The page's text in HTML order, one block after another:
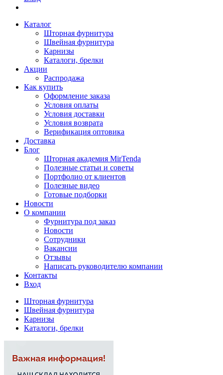
Каталог
Шторная фурнитура
Швейная фурнитура
Карнизы
Каталоги, брелки
Акции
Распродажа
Как купить
Оформление заказа
Условия оплаты
Условия доставки
Условия возврата
Верификация оптовика
Доставка
Блог
Шторная академия MirTenda
Полезные статьи и советы
Портфолио от клиентов
Полезные видео
Готовые подборки
Новости
О компании
Фурнитура под заказ
Новости
Сотрудники
Вакансии
Отзывы
Написать руководителю компании
Контакты
Вход
Шторная фурнитура
Швейная фурнитура
Карнизы
Каталоги, брелки